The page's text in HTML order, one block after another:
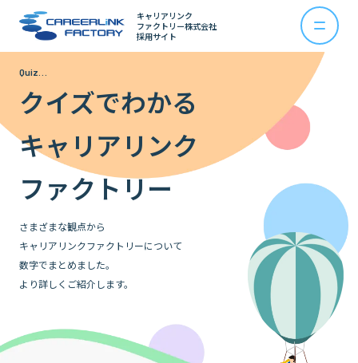
キャリアリンク
ファクトリー株式会社
採用サイト
Quiz…
クイズでわかる
キャリアリンク
ファクトリー
さまざまな観点から
キャリアリンクファクトリーについて
数字でまとめました。
より詳しくご紹介します。